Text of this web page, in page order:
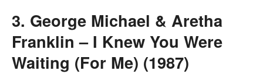
3. George Michael & Aretha
Franklin – I Knew You Were
Waiting (For Me) (1987)